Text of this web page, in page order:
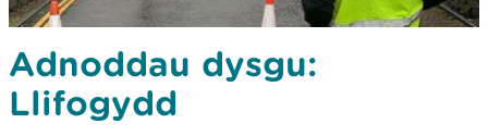
Adnoddau dysgu:
Llifogydd